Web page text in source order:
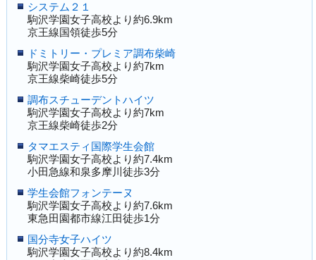
システム２１
駒沢学園女子高校より約6.9km
京王線国領徒歩5分
ドミトリー・プレミア調布柴崎
駒沢学園女子高校より約7km
京王線柴崎徒歩5分
調布スチューデントハイツ
駒沢学園女子高校より約7km
京王線柴崎徒歩2分
タマエスティ国際学生会館
駒沢学園女子高校より約7.4km
小田急線和泉多摩川徒歩3分
学生会館フォンテーヌ
駒沢学園女子高校より約7.6km
東急田園都市線江田徒歩1分
国分寺女子ハイツ
駒沢学園女子高校より約8.4km